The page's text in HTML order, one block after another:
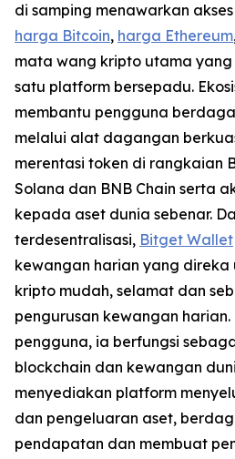
di samping menawarkan
harga Bitcoin, harga Ethereum
mata wang kripto utama
satu platform bersepadu.
membantu pengguna
melalui alat dagangan
merentasi token di rangkaian
Solana dan BNB Chain serta
kepada aset dunia sebenar.
terdesentralisasi, Bitget Wallet
kewangan harian yang direka
kripto mudah, selamat dan
pengurusan kewangan
pengguna, ia berfungsi
blockchain dan kewangan
menyediakan platform
dan pengeluaran aset,
pendapatan dan membuat